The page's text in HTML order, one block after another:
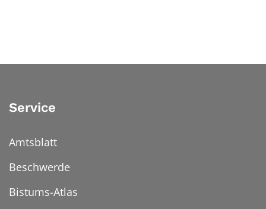
Service
Amtsblatt
Beschwerde
Bistums-Atlas